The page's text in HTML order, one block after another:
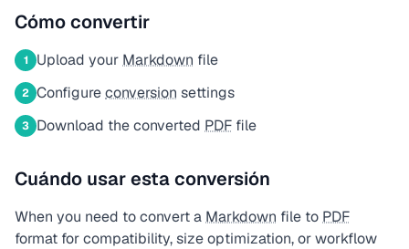
Cómo convertir
1 Upload your Markdown file
2 Configureconversion settings
3 Download the converted PDF file
Cuándo usar esta conversión
When you need to convert a Markdown file to PDF
format for compatibility, size optimization, or workflow